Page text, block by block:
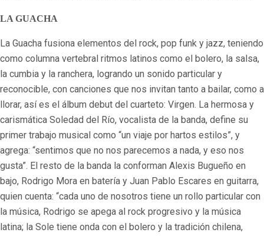
LA GUACHA
La Guacha fusiona elementos del rock, pop funk y jazz, teniendo
como columna vertebral ritmos latinos como el bolero, la salsa,
la cumbia y la ranchera, logrando un sonido particular y
reconocible, con canciones que nos invitan tanto a bailar, como a
llorar, así es el álbum debut del cuarteto: Virgen. La hermosa y
carismática Soledad del Río, vocalista de la banda, define su
primer trabajo musical como “un viaje por hartos estilos”, y
agrega: “sentimos que no nos parecemos a nada, y eso nos
gusta”. El resto de la banda la conforman Alexis Bugueño en
bajo, Rodrigo Mora en batería y Juan Pablo Escares en guitarra,
quien cuenta: “cada uno de nosotros tiene un rollo particular con
la música, Rodrigo se apega al rock progresivo y la música
latina; la Sole tiene onda con el bolero y la tradición chilena,